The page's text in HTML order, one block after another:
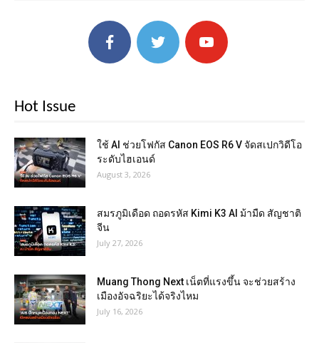
Hot Issue
ใช้ AI ช่วยโฟกัส Canon EOS R6 V จัดสเปกวิดีโอ
ระดับไฮเอนด์
August 3, 2026
สมรภูมิเดือด ถอดรหัส Kimi K3 AI ม้ามืด สัญชาติ
จีน
July 27, 2026
Muang Thong Next เน็ตที่แรงขึ้น จะช่วยสร้าง
เมืองอัจฉริยะได้จริงไหม
July 16, 2026